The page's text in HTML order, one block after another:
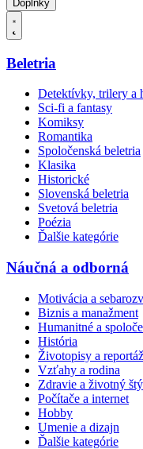
Doplnky
Beletria
Detektívky, trilery a
Sci-fi a fantasy
Komiksy
Romantika
Spoločenská beletria
Klasika
Historické
Slovenská beletria
Svetová beletria
Poézia
Ďalšie kategórie
Náučná a odborná
Motivácia a
Biznis a manažment
Humanitné a
História
Životopisy a
Vzťahy a rodina
Zdravie a životný
Počítače a internet
Hobby
Umenie a dizajn
Ďalšie kategórie